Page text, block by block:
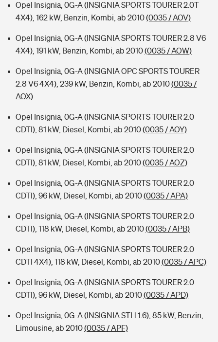
Opel Insignia, 0G-A (INSIGNIA SPORTS TOURER 2.0T
4X4), 162 kW, Benzin, Kombi, ab 2010(0035 / AOV)
Opel Insignia, 0G-A (INSIGNIA SPORTS TOURER 2.8 V6
4X4), 191 kW, Benzin, Kombi, ab 2010(0035 / AOW)
Opel Insignia, 0G-A (INSIGNIA OPC SPORTS TOURER
2.8 V6 4X4), 239 kW, Benzin, Kombi, ab 2010(0035 /
AOX)
Opel Insignia, 0G-A (INSIGNIA SPORTS TOURER 2.0
CDTI), 81 kW, Diesel, Kombi, ab 2010(0035 / AOY)
Opel Insignia, 0G-A (INSIGNIA SPORTS TOURER 2.0
CDTI), 81 kW, Diesel, Kombi, ab 2010(0035 / AOZ)
Opel Insignia, 0G-A (INSIGNIA SPORTS TOURER 2.0
CDTI), 96 kW, Diesel, Kombi, ab 2010(0035 / APA)
Opel Insignia, 0G-A (INSIGNIA SPORTS TOURER 2.0
CDTI), 118 kW, Diesel, Kombi, ab 2010(0035 / APB)
Opel Insignia, 0G-A (INSIGNIA SPORTS TOURER 2.0
CDTI 4X4), 118 kW, Diesel, Kombi, ab 2010(0035 / APC)
Opel Insignia, 0G-A (INSIGNIA SPORTS TOURER 2.0
CDTI), 96 kW, Diesel, Kombi, ab 2010(0035 / APD)
Opel Insignia, 0G-A (INSIGNIA STH 1.6), 85 kW, Benzin,
Limousine, ab 2010(0035 / APF)